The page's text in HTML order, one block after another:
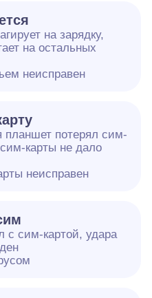
на зарядку,
на остальных
неисправен
планшет потерял сим-
карты не дало
неисправен
с сим-картой, удара